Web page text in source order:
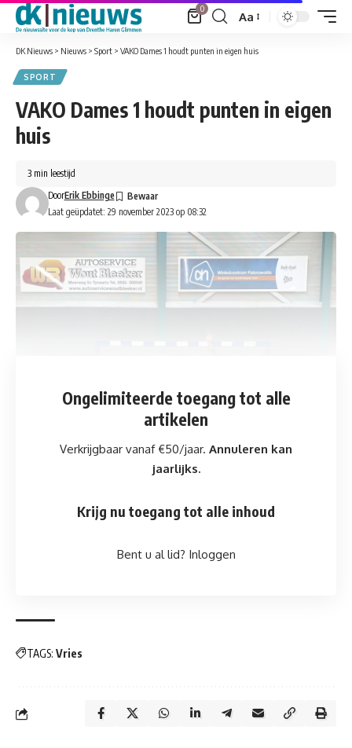
0
Font
Resizer
Aa
DK Nieuws > Nieuws > Sport > VAKO Dames 1 houdt punten in eigen huis
SPORT
VAKO Dames 1 houdt punten in eigen
huis
Laat geüpdatet: 29 november 2023 op 08:32
DoorErik Ebbinge
3 min leestijd
Ongelimiteerde toegangtot alle
artikelen
Verkrijgbaar vanaf €50/jaar. Annuleren kan
jaarlijks.
Krijg nu toegang tot alle inhoud
Bent u al lid? Inloggen
TAGS: Vries